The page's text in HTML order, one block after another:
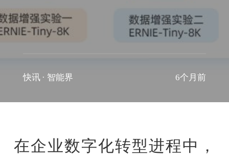
快讯 · 智能界 6个月前
在企业数字化转型进程中，